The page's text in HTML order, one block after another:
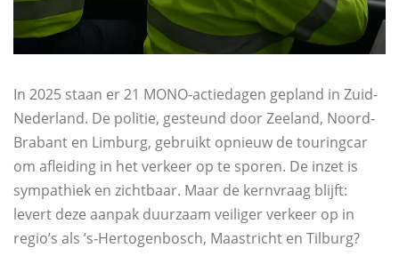
In 2025 staan er 21 MONO-actiedagen gepland in Zuid-
Nederland. De politie, gesteund door Zeeland, Noord-
Brabant en Limburg, gebruikt opnieuw de touringcar
om afleiding in het verkeer op te sporen. De inzet is
sympathiek en zichtbaar. Maar de kernvraag blijft:
levert deze aanpak duurzaam veiliger verkeer op in
regio’s als ’s-Hertogenbosch, Maastricht en Tilburg?